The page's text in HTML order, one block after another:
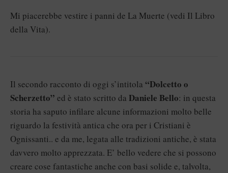
Mi piacerebbe vestire i panni de La Muerte (vedi Il Libro
della Vita).
Il secondo racconto di oggi s’intitola “Dolcetto o
Scherzetto” ed è stato scritto da Daniele Bello: in questa
storia ha saputo infilare alcune informazioni molto belle
riguardo la festività antica che ora per i Cristiani è
Ognissanti.. e da me, legata alle tradizioni antiche, è stata
davvero molto apprezzata. E’ bello vedere che si possono
creare cose fantastiche anche con basi solide e, talvolta,